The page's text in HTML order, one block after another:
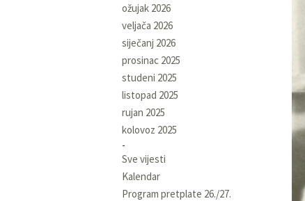
ožujak 2026
veljača 2026
siječanj 2026
prosinac 2025
studeni 2025
listopad 2025
rujan 2025
kolovoz 2025
Sve vijesti
Kalendar
Program pretplate 26./27.